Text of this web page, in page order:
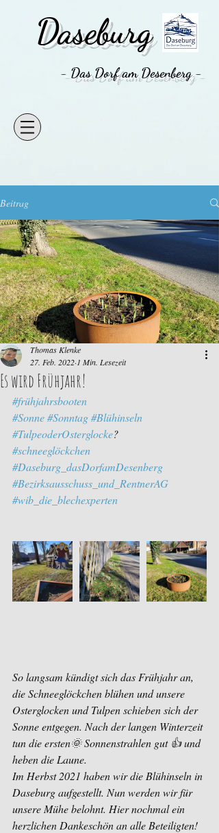
Daseburg
- Das Dorf am Desenberg -
Beitrag
Es wird Frühjahr!
Thomas Klenke
27. Feb. 2022 1 Min. Lesezeit
#frühjahrsbooten
#Sonne#Sonntag#Blühinseln
#TulpeoderOsterglocke?
#schneeglöckchen
#Daseburg_dasDorfamDesenberg
#Bezirksausschuss_und_RentnerAG
#wib_die_blechexperten
So langsam kündigt sich das Frühjahr an,
die Schneeglöckchen blühen und unsere
Osterglocken und Tulpen schieben sich der
Sonne entgegen. Nach der langen Winterzeit
tun die ersten🌞 Sonnenstrahlen gut 👍 und
heben die Laune.
Im Herbst 2021 haben wir die Blühinseln in
Daseburg aufgestellt. Nun werden wir für
unsere Mühe belohnt. Hier nochmal ein
herzlichen Dankeschön an alle Beteiligten!